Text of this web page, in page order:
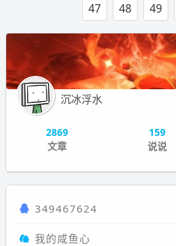
47
48 49
沉冰浮水
2869
文章
159
说说
349467624
我的咸鱼心